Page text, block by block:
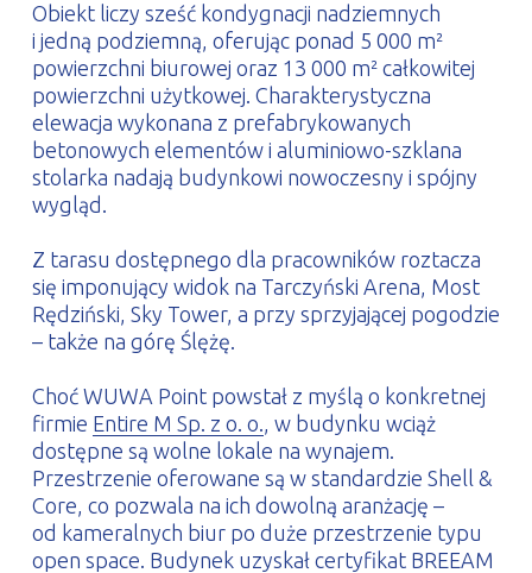
Obiekt liczy sześć kondygnacji nadziemnych
i jedną podziemną, oferując ponad 5 000 m²
powierzchni biurowej oraz 13 000 m² całkowitej
powierzchni użytkowej. Charakterystyczna
elewacja wykonana z prefabrykowanych
betonowych elementów i aluminiowo-szklana
stolarka nadają budynkowi nowoczesny i spójny
wygląd.
Z tarasu dostępnego dla pracowników roztacza
się imponujący widok na Tarczyński Arena, Most
Rędziński, Sky Tower, a przy sprzyjającej pogodzie
– także na górę Ślężę.
Choć WUWA Point powstał z myślą o konkretnej
firmie Entire M Sp. z o. o., w budynku wciąż
dostępne są wolne lokale na wynajem.
Przestrzenie oferowane są w standardzie Shell &
Core, co pozwala na ich dowolną aranżację –
od kameralnych biur po duże przestrzenie typu
open space. Budynek uzyskał certyfikat BREEAM